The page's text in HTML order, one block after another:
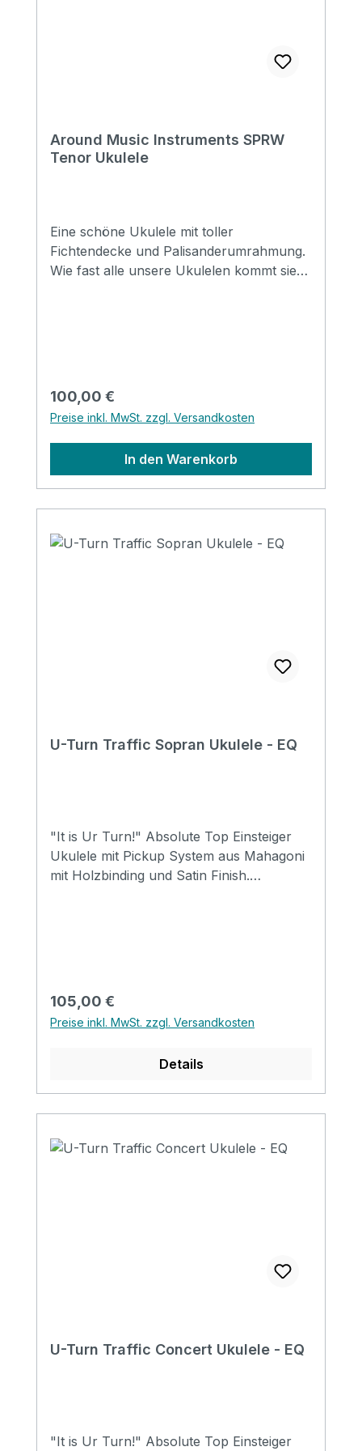
Around Music Instruments SPRW
Tenor Ukulele
Eine schöne Ukulele mit toller
Fichtendecke und Palisanderumrahmung.
Wie fast alle unsere Ukulelen kommt sie
Regulärer Preis:
100,00 €
Preise inkl. MwSt. zzgl. Versandkosten
In den Warenkorb
U-Turn Traffic Sopran Ukulele - EQ
"It is Ur Turn!" Absolute Top Einsteiger
Ukulele mit Pickup System aus Mahagoni
mit Holzbinding und Satin Finish.
Strings: Aquila Supernylgut Finish: Matt
EQ: LIREVO UK 2T
Regulärer Preis:
105,00 €
Preise inkl. MwSt. zzgl. Versandkosten
Details
U-Turn Traffic Concert Ukulele - EQ
"It is Ur Turn!" Absolute Top Einsteiger